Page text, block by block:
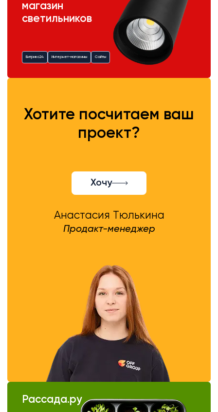
магазин
светильников
Битрикс24 Интернет-магазины Сайты
Хотите посчитаем ваш
проект?
Хочу
Анастасия Тюлькина
Продакт-менеджер
Рассада.ру